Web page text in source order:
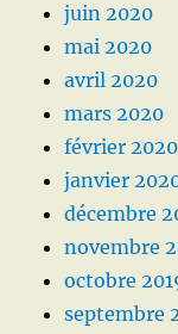
juin 2020
mai 2020
avril 2020
mars 2020
février 2020
janvier
décembre
novembre
octobre
septembre